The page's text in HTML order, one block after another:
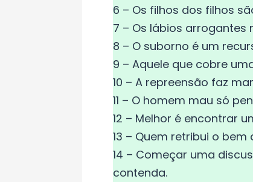
6 – Os filhos dos filhos
7 – Os lábios
8 – O suborno é um
9 – Aquele que cobre
10 – A repreensão faz
11 – O homem mau só
12 – Melhor é encontrar
13 – Quem retribui o
14 – Começar uma
contenda.